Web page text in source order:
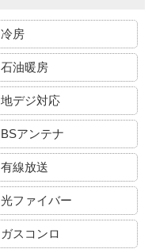
冷房
石油暖房
地デジ対応
BSアンテナ
有線放送
光ファイバー
ガスコンロ